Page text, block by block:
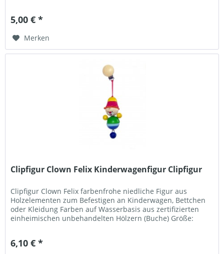
5,00 € *
Merken
Clipfigur Clown Felix Kinderwagenfigur Clipfigur
Clipfigur Clown Felix farbenfrohe niedliche Figur aus
Holzelementen zum Befestigen an Kinderwagen, Bettchen
oder Kleidung Farben auf Wasserbasis aus zertifizierten
einheimischen unbehandelten Hölzern (Buche) Größe:
6,10 € *